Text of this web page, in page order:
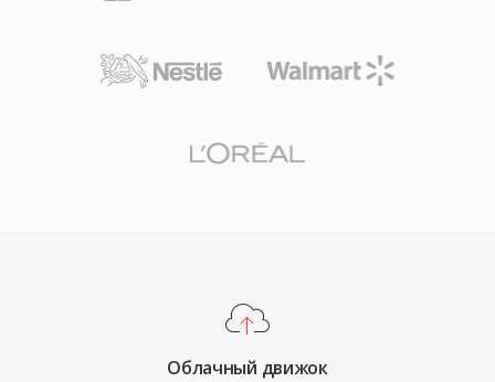
Облачный движок